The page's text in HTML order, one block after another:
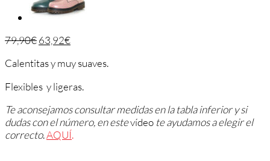
79,90€63,92€
Calentitas y muy suaves.
Flexibles y ligeras.
Te aconsejamos consultar medidas en la tabla inferior y si
dudas con el número, en estevídeo te ayudamos a elegir el
correcto.AQUÍ.